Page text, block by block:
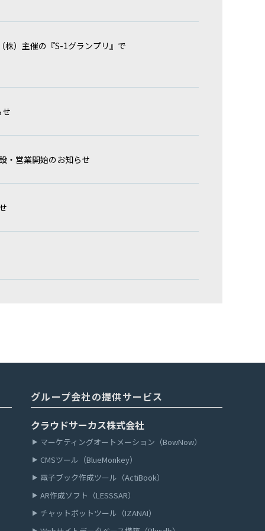
株）主催の『S-1グランプリ』で
・営業開始のお知らせ
グループ会社の提供サービス
クラウドサーカス株式会社
マーケティングオートメーション（BowNow）
CMSツール（BlueMonkey）
電子ブック作成ツール（ActiBook）
AR作成ソフト（LESSSAR）
チャットボットツール（IZANAI）